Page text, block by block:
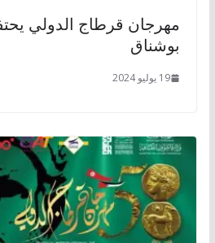
مهرجان قرطاج الدولي
بوشناق
19 يوليو 2024